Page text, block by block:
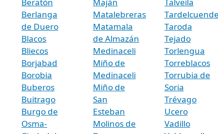
Berlanga
de Duero
Blacos
Bliecos
Borjabad
Borobia
Buberos
Buitrago
Burgo de
Osma-
Matalebreras
Matamala
de Almazán
Medinaceli
Miño de
Medinaceli
Miño de
San
Esteban
Molinos de
Taroda
Tejado
Torlengua
Torreblacos
Torrubia de
Soria
Trévago
Ucero
Vadillo